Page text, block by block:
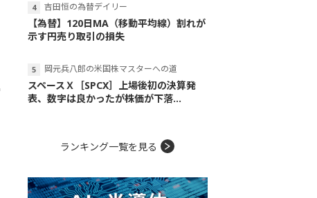
吉田恒の為替デイリー
【為替】120日MA（移動平均線）割れが
示す円売り取引の損失
岡元兵八郎の米国株マスターへの道
スペースＸ［SPCX］上場後初の決算発
表、数字は良かったが株価が下落...
ランキング一覧を見る